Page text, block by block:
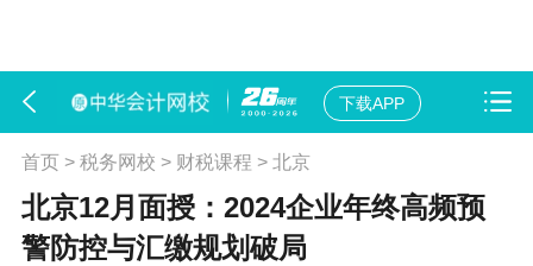
下载APP
首页> 税务网校 > 财税课程 > 北京
北京12月面授：2024企业年终高频预
警防控与汇缴规划破局